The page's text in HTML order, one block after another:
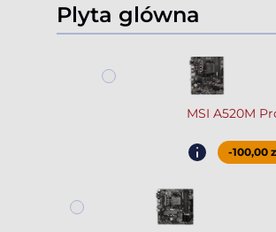
Plyta glówna
MSI A520M
-100,00